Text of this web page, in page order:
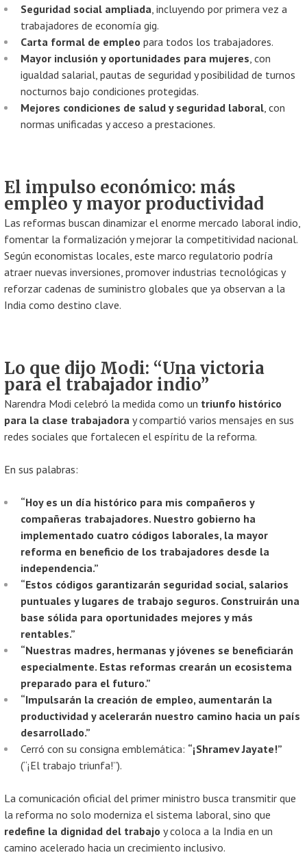
Seguridad social ampliada, incluyendo por primera vez a
trabajadores de economía gig.
Carta formal de empleo para todos los trabajadores.
Mayor inclusión y oportunidades para mujeres, con
igualdad salarial, pautas de seguridad y posibilidad de turnos
nocturnos bajo condiciones protegidas.
Mejores condiciones de salud y seguridad laboral, con
normas unificadas y acceso a prestaciones.
El impulso económico: más
empleo y mayor productividad
Las reformas buscan dinamizar el enorme mercado laboral indio,
fomentar la formalización y mejorar la competitividad nacional.
Según economistas locales, este marco regulatorio podría
atraer nuevas inversiones, promover industrias tecnológicas y
reforzar cadenas de suministro globales que ya observan a la
India como destino clave.
Lo que dijo Modi: “Una victoria
para el trabajador indio”
Narendra Modi celebró la medida como un triunfo histórico
para la clase trabajadora y compartió varios mensajes en sus
redes sociales que fortalecen el espíritu de la reforma.
En sus palabras:
“Hoy es un día histórico para mis compañeros y
compañeras trabajadores. Nuestro gobierno ha
implementado cuatro códigos laborales, la mayor
reforma en beneficio de los trabajadores desde la
independencia.”
“Estos códigos garantizarán seguridad social, salarios
puntuales y lugares de trabajo seguros. Construirán una
base sólida para oportunidades mejores y más
rentables.”
“Nuestras madres, hermanas y jóvenes se beneficiarán
especialmente. Estas reformas crearán un ecosistema
preparado para el futuro.”
“Impulsarán la creación de empleo, aumentarán la
productividad y acelerarán nuestro camino hacia un país
desarrollado.”
Cerró con su consigna emblemática: “¡Shramev Jayate!”
(“¡El trabajo triunfa!”).
La comunicación oficial del primer ministro busca transmitir que
la reforma no solo moderniza el sistema laboral, sino que
redefine la dignidad del trabajo y coloca a la India en un
camino acelerado hacia un crecimiento inclusivo.